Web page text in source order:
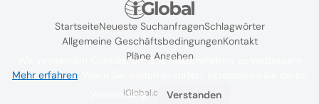
StartseiteNeueste SuchanfragenSchlagwörter
Allgemeine GeschäftsbedingungenKontakt
Pläne Ansehen
iGlobal.co @ 2024
Wir verwenden Cookies, um das Nutzererlebnis zu verbessern
Mehr erfahren
Verwendung.
Verstanden